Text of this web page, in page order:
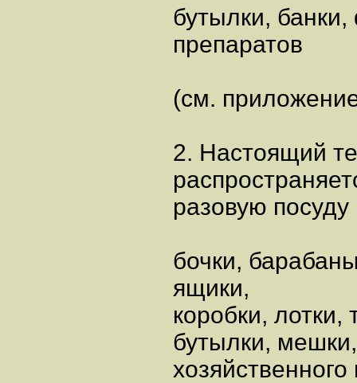
бутылки,
препаратов
(см.
2. Настоящий
разовую
бочки,
ящики,
коробки,
бутылки,